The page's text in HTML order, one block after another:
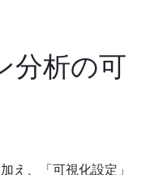
分析の可
え、「可視化設定」